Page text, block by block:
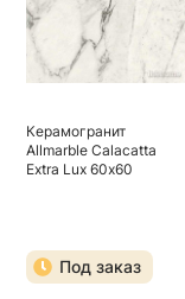
Керамогранит
Allmarble Calacatta
Extra Lux 60х60
Под заказ